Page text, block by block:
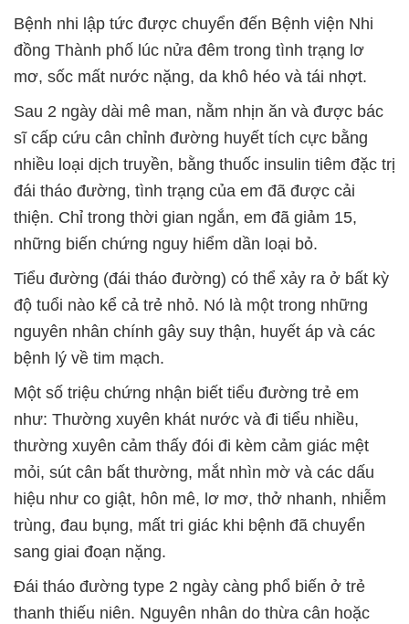
Bệnh nhi lập tức được chuyển đến Bệnh viện Nhi
đồng Thành phố lúc nửa đêm trong tình trạng lơ
mơ, sốc mất nước nặng, da khô héo và tái nhợt.
Sau 2 ngày dài mê man, nằm nhịn ăn và được bác
sĩ cấp cứu cân chỉnh đường huyết tích cực bằng
nhiều loại dịch truyền, bằng thuốc insulin tiêm đặc trị
đái tháo đường, tình trạng của em đã được cải
thiện. Chỉ trong thời gian ngắn, em đã giảm 15,
những biến chứng nguy hiểm dần loại bỏ.
Tiểu đường (đái tháo đường) có thể xảy ra ở bất kỳ
độ tuổi nào kể cả trẻ nhỏ. Nó là một trong những
nguyên nhân chính gây suy thận, huyết áp và các
bệnh lý về tim mạch.
Một số triệu chứng nhận biết tiểu đường trẻ em
như: Thường xuyên khát nước và đi tiểu nhiều,
thường xuyên cảm thấy đói đi kèm cảm giác mệt
mỏi, sút cân bất thường, mắt nhìn mờ và các dấu
hiệu như co giật, hôn mê, lơ mơ, thở nhanh, nhiễm
trùng, đau bụng, mất tri giác khi bệnh đã chuyển
sang giai đoạn nặng.
Đái tháo đường type 2 ngày càng phổ biến ở trẻ
thanh thiếu niên. Nguyên nhân do thừa cân hoặc